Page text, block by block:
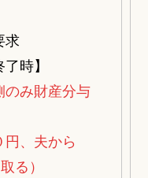
求
時】
のみ財産分与
円、夫から
る）